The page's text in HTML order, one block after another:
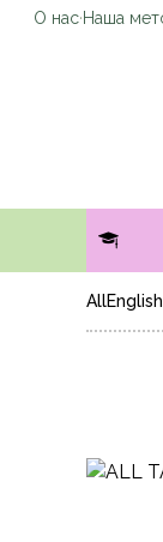
О нас·Наша